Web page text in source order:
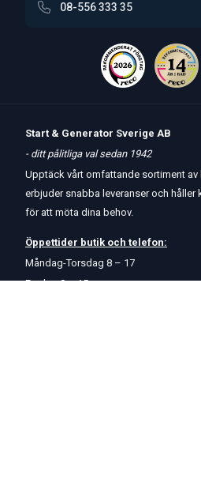
08-556 333 35
Start & Generator Sverige AB
- ditt pålitliga val sedan 1942
Upptäck vårt omfattande sortiment
erbjuder snabba leveranser och
för att möta dina behov.
Öppettider butik och telefon:
Måndag-Torsdag 8 – 17
Fredag 8 – 15